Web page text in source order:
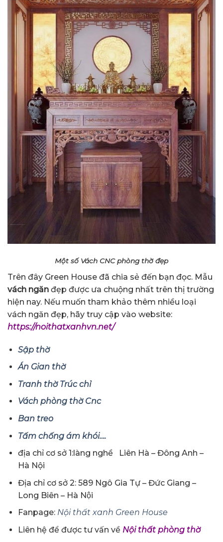
Một số Vách CNC phòng thờ đẹp
Trên đây Green House đã chia sẻ đến bạn đọc. Mẫu
vách ngăn đẹp được ưa chuộng nhất trên thị trường
hiện nay. Nếu muốn tham khảo thêm nhiều loại
vách ngăn đẹp, hãy truy cập vào website:
https://noithatxanhvn.net/
Sập thờ
Án Gian thờ
Tranh thờ Trúc chỉ
Vách phòng thờ Cnc
Ban treo
Tấm chống ám khói….
địa chỉ cơ sở 1:làng nghề Liên Hà – Đông Anh –
Hà Nội
Địa chỉ cơ sở 2: 589 Ngô Gia Tự – Đức Giang –
Long Biên – Hà Nội
Fanpage: Nội thất xanh Green House
Liên hệ để được tư vấn về Nội thất phòng thờ